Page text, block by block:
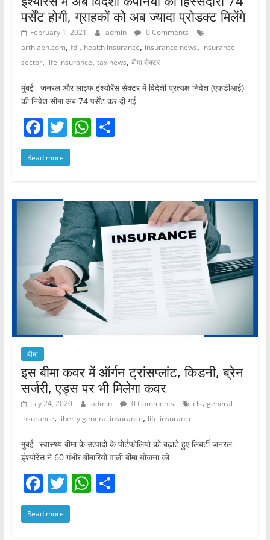
पर्सेंट होगी, ग्राहकों को अब ज्यादा प्रोडक्ट मिलेंगे
February 1, 2021 admin
0 Comments
arthlabh.com, fdi, health insurance, insurance news, insurance
sector, life insurance, tax news, बीमा सेक्टर
मुंबई– जनरल और लाइफ इंश्योरेंस सेक्टर में विदेशी प्रत्यक्ष निवेश (एफडीआई)
की निवेश सीमा अब 74 पर्सेंट कर दी गई
F
a
c
b
o
k
T
w
itt
W
A
p
p
S
Read more
बीमा
इस बीमा कवर में ऑर्गन ट्रांसप्लांट, किडनी, ब्रेन
सर्जरी, एड्स पर भी मिलेगा कवर
July 24, 2020 admin 0 Comments cls, general
insurance, liberty general insurance, life insurance
मुंबई- स्वास्थ्य बीमा के उत्पादों के पोर्टफोलियो को बढ़ाते हुए लिबर्टी जनरल
इंश्योरेंस ने 60 गंभीर बीमारियों वाली बीमा योजना को
F
a
c
T
w
itt
W S
Read more